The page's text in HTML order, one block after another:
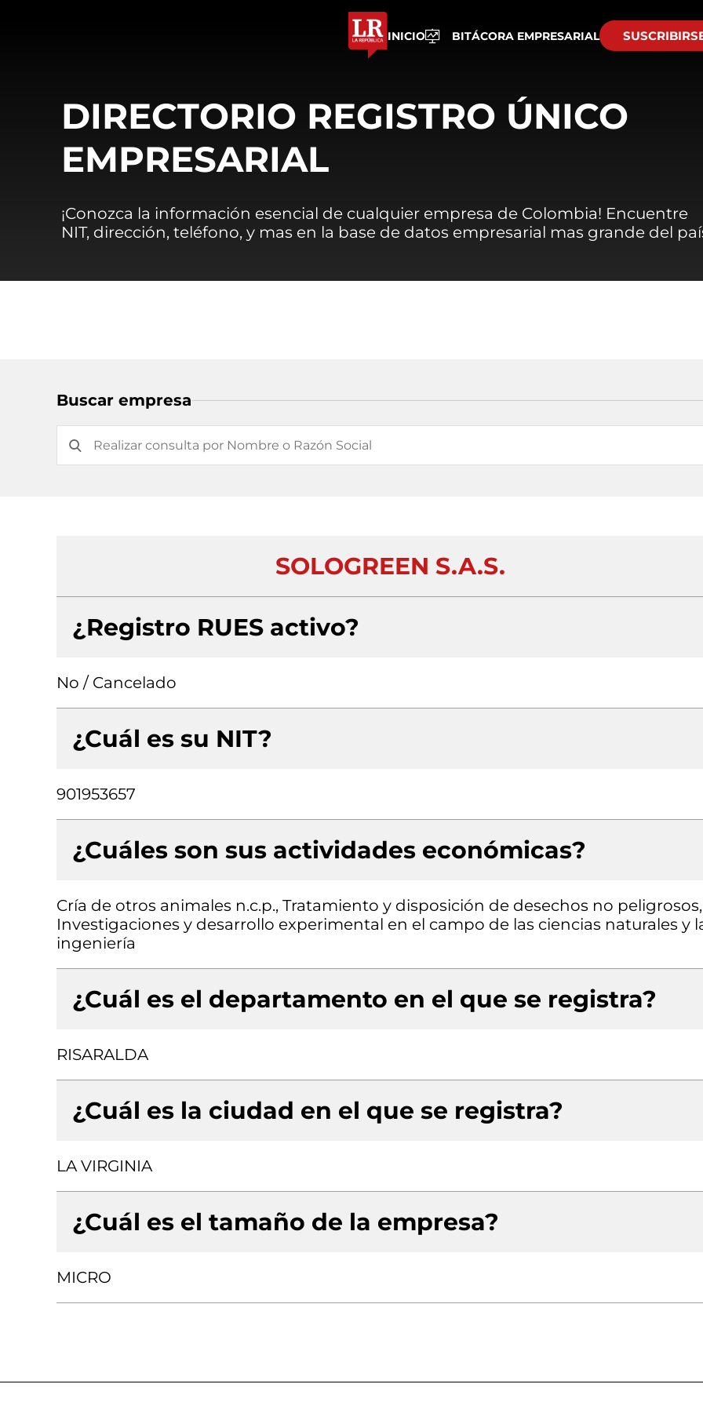
INICIO BITÁCORA EMPRESARIAL
DIRECTORIO REGISTRO ÚNICO
EMPRESARIAL
¡Conozca la información esencial de cualquier empresa de Colombia! Encuentre
NIT, dirección, teléfono, y mas en la base de datos empresarial mas grande del
Buscar empresa
SOLOGREEN S.A.S.
¿Registro RUES activo?
No / Cancelado
¿Cuál es su NIT?
901953657
¿Cuáles son sus actividades económicas?
Cría de otros animales n.c.p., Tratamiento y disposición de desechos no peligrosos,
Investigaciones y desarrollo experimental en el campo de las ciencias naturales y
ingeniería
¿Cuál es el departamento en el que se registra?
RISARALDA
¿Cuál es la ciudad en el que se registra?
LA VIRGINIA
¿Cuál es el tamaño de la empresa?
MICRO